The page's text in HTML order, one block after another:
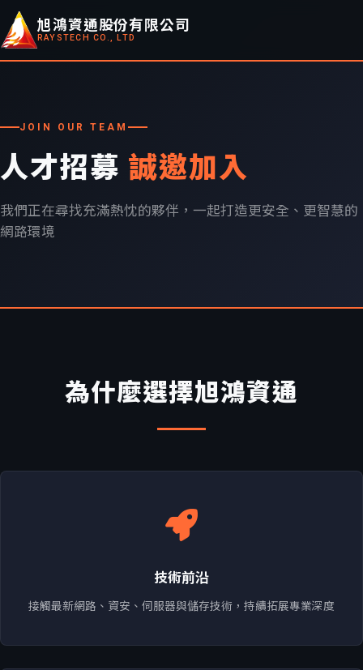
旭鴻資通股份有限公司
RAYSTECH CO., LTD
JOIN OUR TEAM
人才招募 誠邀加入
我們正在尋找充滿熱忱的夥伴，一起打造更安全、更智慧的
網路環境
為什麼選擇旭鴻資通
技術前沿
接觸最新網路、資安、伺服器與儲存技術，持續拓展專業深度